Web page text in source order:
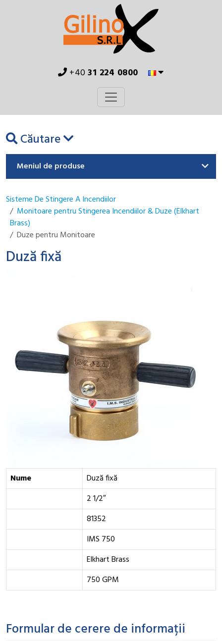
+4031 224 0800
Căutare
Meniul de produse
Sisteme De Stingere A Incendiilor
Monitoare pentru Stingerea Incendiilor & Duze (Elkhart
Brass)
Duze pentru Monitoare
Duză fixă
Nume
Duză fixă
2 1/2″
81352
IMS 750
Elkhart Brass
750 GPM
Formular de cerere de informații